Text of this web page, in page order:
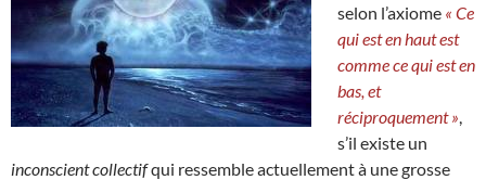
selon l’axiome « Ce
qui est en haut est
comme ce qui est en
bas, et
réciproquement »
s’il existe un
inconscient collectifqui ressemble actuellement à une grosse